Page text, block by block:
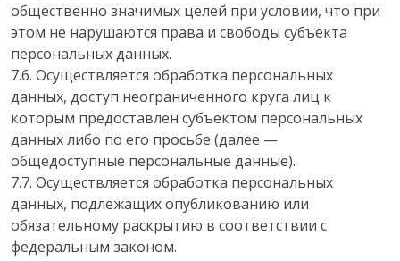
общественно значимых целей при условии, что при
этом не нарушаются права и свободы субъекта
персональных данных.
7.6. Осуществляется обработка персональных
данных, доступ неограниченного круга лиц к
которым предоставлен субъектом персональных
данных либо по его просьбе (далее —
общедоступные персональные данные).
7.7. Осуществляется обработка персональных
данных, подлежащих опубликованию или
обязательному раскрытию в соответствии с
федеральным законом.